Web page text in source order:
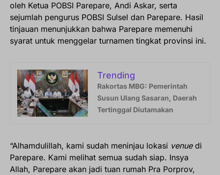
oleh Ketua POBSI Parepare, Andi Askar, serta
sejumlah pengurus POBSI Sulsel dan Parepare. Hasil
tinjauan menunjukkan bahwa Parepare memenuhi
syarat untuk menggelar turnamen tingkat provinsi ini.
Trending
Rakortas MBG: Pemerintah
Susun Ulang Sasaran, Daerah
Tertinggal Diutamakan
“Alhamdulillah, kami sudah meninjau lokasi venuedi
Parepare. Kami melihat semua sudah siap. Insya
Allah, Parepare akan jadi tuan rumah Pra Porprov,